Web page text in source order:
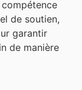
de soutien,
garantir
de manière